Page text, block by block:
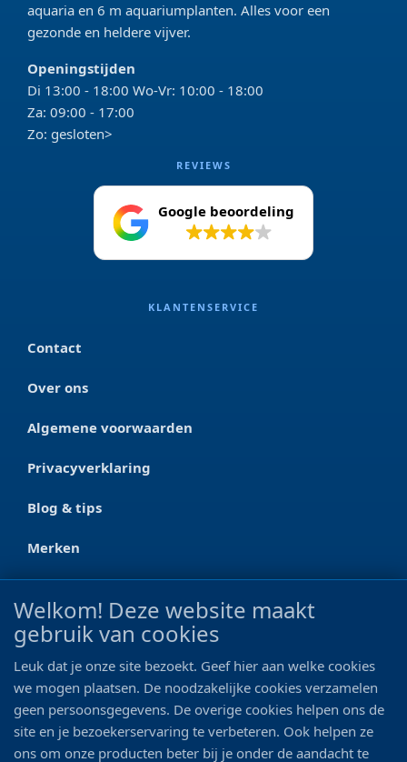
aquaria en 6 m aquariumplanten. Alles voor een
gezonde en heldere vijver.
Openingstijden
Di 13:00 - 18:00 Wo-Vr: 10:00 - 18:00
Za: 09:00 - 17:00
Zo: gesloten>
REVIEWS
Google beoordeling
KLANTENSERVICE
Contact
Over ons
Algemene voorwaarden
Privacyverklaring
Blog & tips
Merken
CONTACT
Ootmarsumseweg 125a
0546 - 622 990
06 - 11 19 81 42
Welkom! Deze website maakt
gebruik van cookies
Leuk dat je onze site bezoekt. Geef hier aan welke cookies
we mogen plaatsen. De noodzakelijke cookies verzamelen
geen persoonsgegevens. De overige cookies helpen ons de
site en je bezoekerservaring te verbeteren. Ook helpen ze
ons om onze producten beter bij je onder de aandacht te